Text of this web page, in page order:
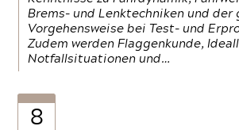
Brems- und Lenktechniken und der
Vorgehensweise bei Test- und
Zudem werden Flaggenkunde,
Notfallsituationen und…
8